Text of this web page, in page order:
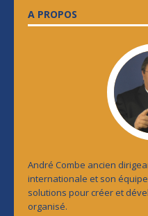
A PROPOS
André Combe ancien
internationale et son
solutions pour créer et
organisé.